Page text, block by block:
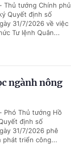
Thủ tướng Chính phủ
Quyết định số
31/7/2026 về việc
Tư lệnh Quân...
ngành nông
Phó Thủ tướng Hồ
định số
31/7/2026 phê
phát triển công...